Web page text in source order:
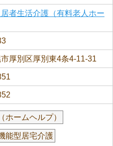
者生活介護（有料老人ホー
厚別区厚別東4条4-11-31
ホームヘルプ）
能型居宅介護